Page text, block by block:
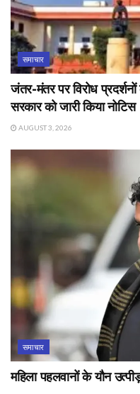
समाचार
जंतर-मंतर पर विरोध
सरकार को जारी किया नोटिस
AUGUST 3, 2026
समाचार
महिला पहलवानों के यौन